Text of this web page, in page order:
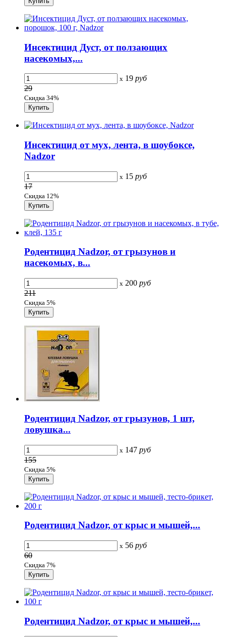
Инсектицид Дуст, от ползающих
насекомых,...
x 19 руб
29
Скидка 34%
Инсектицид от мух, лента, в шоубоксе,
Nadzor
x 15 руб
17
Скидка 12%
Родентицид Nadzor, от грызунов и
насекомых, в...
x 200 руб
211
Скидка 5%
Родентицид Nadzor, от грызунов, 1 шт,
ловушка...
x 147 руб
155
Скидка 5%
Родентицид Nadzor, от крыс и мышей,...
x 56 руб
60
Скидка 7%
Родентицид Nadzor, от крыс и мышей,...